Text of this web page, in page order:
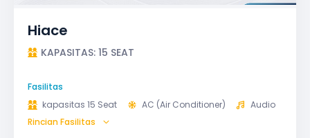
Hiace
KAPASITAS: 15 SEAT
Fasilitas
kapasitas 15 Seat
AC (Air Conditioner)
Audio
Bantal & Selimut (optional)
Rincian Fasilitas